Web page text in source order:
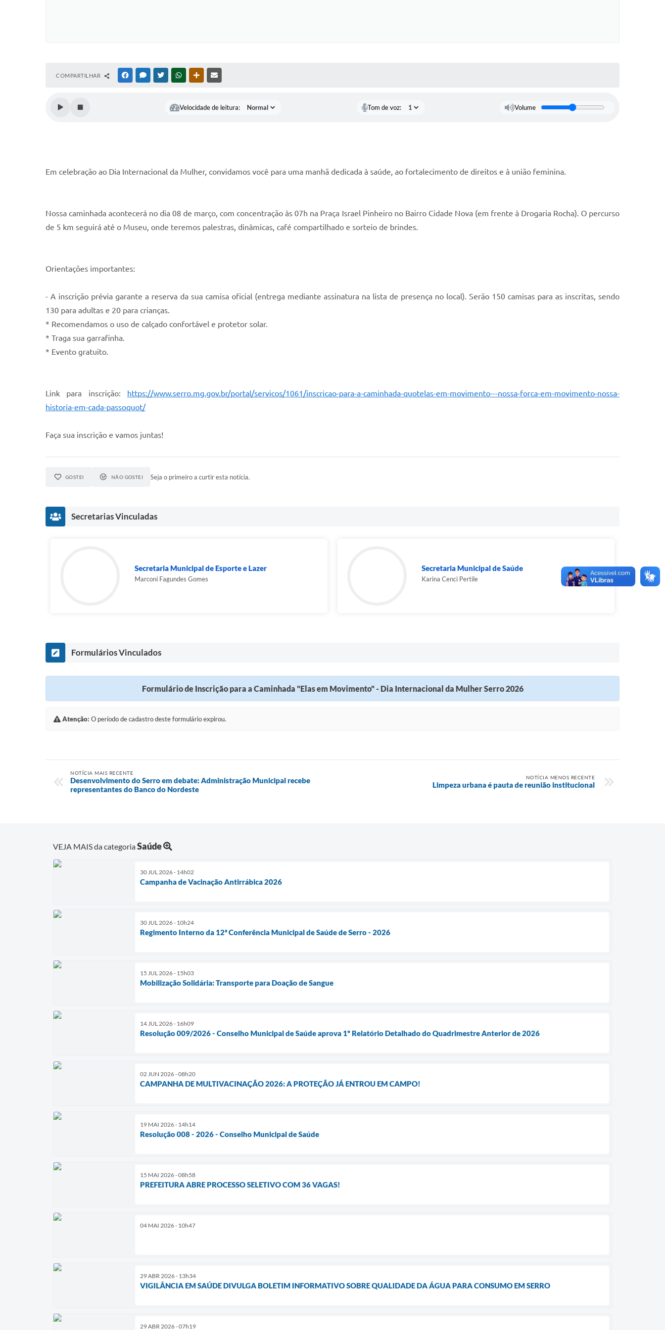
COMPARTILHAR FACEBOOKMESSENGER
TWITTERWHATSAPPOUTRAS MÍDIAS
Velocidade de leitura: Tom de voz: Volume
Em celebração ao Dia Internacional da Mulher, convidamos você para uma manhã dedicada à saúde, ao fortalecimento de direitos e à união feminina.
Nossa caminhada acontecerá no dia 08 de março, com concentração às 07h na Praça Israel Pinheiro no Bairro Cidade Nova (em frente à Drogaria Rocha). O percurso
de 5 km seguirá até o Museu, onde teremos palestras, dinâmicas, café compartilhado e sorteio de brindes.
Orientações importantes:
- A inscrição prévia garante a reserva da sua camisa oficial (entrega mediante assinatura na lista de presença no local). Serão 150 camisas para as inscritas, sendo
130 para adultas e 20 para crianças.
* Recomendamos o uso de calçado confortável e protetor solar.
* Traga sua garrafinha.
* Evento gratuito.
Link para inscrição: https://www.serro.mg.gov.br/portal/servicos/1061/inscricao-para-a-caminhada-quotelas-em-movimento---nossa-forca-em-movimento-nossa-
historia-em-cada-passoquot/
Faça sua inscrição e vamos juntas!
GOSTEI NÃO GOSTEI Seja o primeiro a curtir esta notícia.
Secretarias Vinculadas
Secretaria Municipal de Esporte e Lazer
Marconi Fagundes Gomes
Secretaria Municipal de Saúde
Karina Cenci Pertile
Formulários Vinculados
Formulário de Inscrição para a Caminhada "Elas em Movimento" - Dia Internacional da Mulher Serro 2026
Atenção: O período de cadastro deste formulário expirou.
NOTÍCIA MAIS RECENTE
Desenvolvimento do Serro em debate: Administração Municipal recebe
representantes do Banco do Nordeste
NOTÍCIA MENOS RECENTE
Limpeza urbana é pauta de reunião institucional
VEJA MAIS da categoriaSaúde
30 JUL 2026 - 14h02
Campanha de Vacinação Antirrábica 2026
30 JUL 2026 - 10h24
Regimento Interno da 12ª Conferência Municipal de Saúde de Serro - 2026
15 JUL 2026 - 15h03
Mobilização Solidária: Transporte para Doação de Sangue
14 JUL 2026 - 16h09
Resolução 009/2026 - Conselho Municipal de Saúde aprova 1º Relatório Detalhado do Quadrimestre Anterior de 2026
02 JUN 2026 - 08h20
CAMPANHA DE MULTIVACINAÇÃO 2026: A PROTEÇÃO JÁ ENTROU EM CAMPO!
19 MAI 2026 - 14h14
Resolução 008 - 2026 - Conselho Municipal de Saúde
15 MAI 2026 - 08h58
PREFEITURA ABRE PROCESSO SELETIVO COM 36 VAGAS!
04 MAI 2026 - 10h47
29 ABR 2026 - 13h34
VIGILÂNCIA EM SAÚDE DIVULGA BOLETIM INFORMATIVO SOBRE QUALIDADE DA ÁGUA PARA CONSUMO EM SERRO
29 ABR 2026 - 07h19